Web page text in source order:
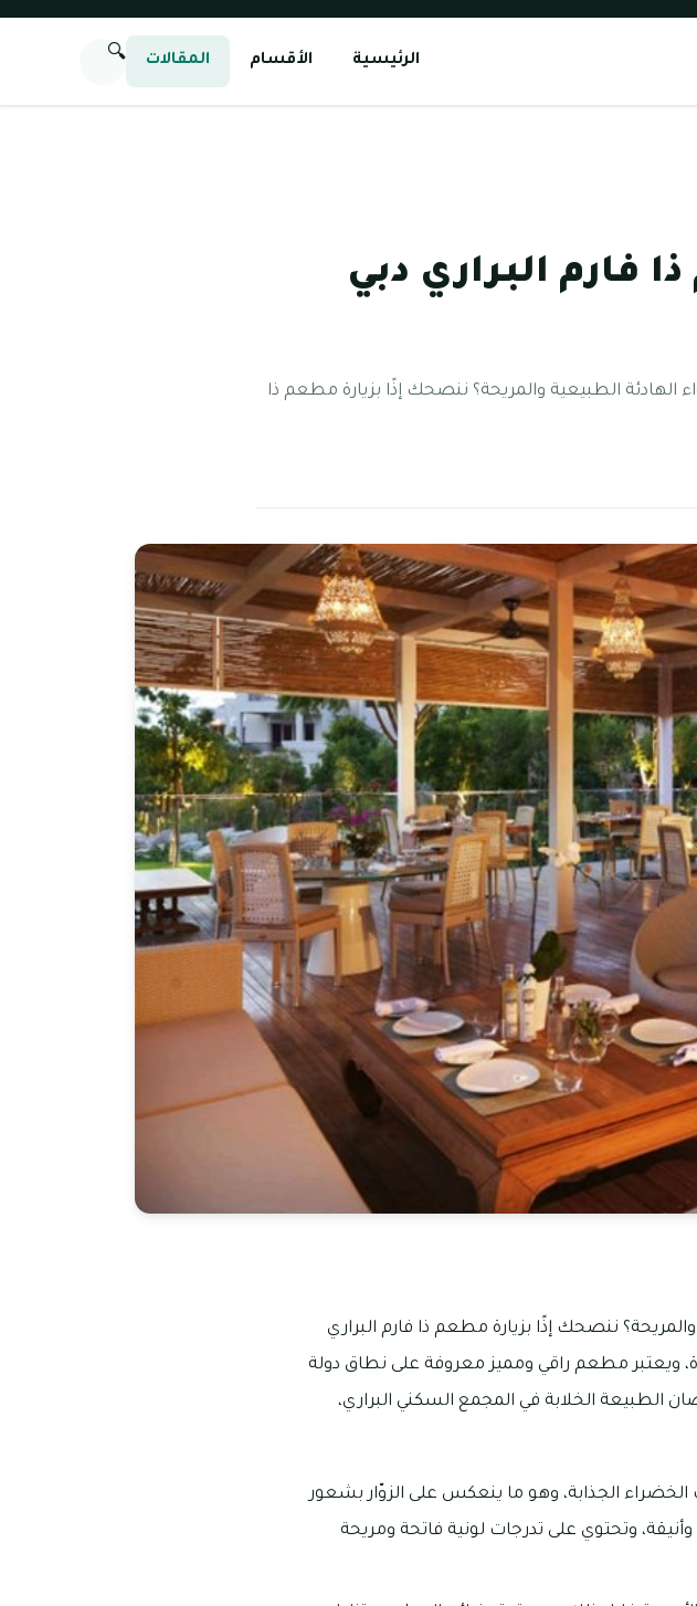
الرئيسية الأقسام المقالات 🔍
فارم البراري دبي
الطبيعية والمريحة؟ ننصحك إذًا بزيارة مطعم ذا
ننصحك إذًا بزيارة مطعم ذا فارم البراري
ويعتبر مطعم راقي ومميز معروفة على نطاق دولة
الطبيعة الخلابة في المجمع السكني البراري،
الخضراء الجذابة، وهو ما ينعكس على الزوّار بشعور
وتحتوي على تدرجات لونية فاتحة ومريحة